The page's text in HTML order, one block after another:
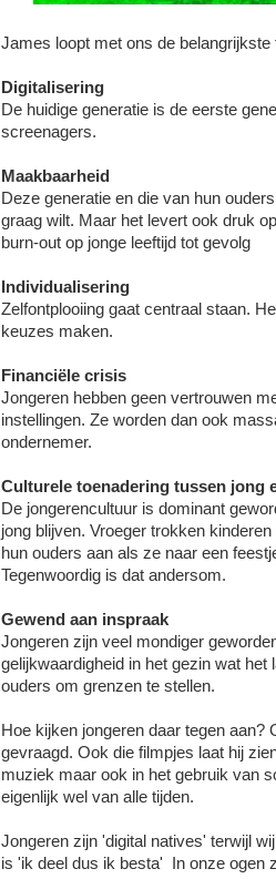
James loopt met ons de
Digitalisering
De huidige generatie is de eerste
screenagers.
Maakbaarheid
Deze generatie en die van hun
graag wilt. Maar het levert ook druk
burn-out op jonge leeftijd tot gevolg
Individualisering
Zelfontplooiing gaat centraal staan.
keuzes maken.
Financiële crisis
Jongeren hebben geen vertrouwen
instellingen. Ze worden dan ook
ondernemer.
Culturele toenadering tussen jong
De jongerencultuur is dominant
jong blijven. Vroeger trokken
hun ouders aan als ze naar een
Tegenwoordig is dat andersom.
Gewend aan inspraak
Jongeren zijn veel mondiger
gelijkwaardigheid in het gezin wat het
ouders om grenzen te stellen.
Hoe kijken jongeren daar tegen aan?
gevraagd. Ook die filmpjes laat hij
muziek maar ook in het gebruik van
eigenlijk wel van alle tijden.
Jongeren zijn 'digital natives' terwijl
is 'ik deel dus ik besta' In onze ogen